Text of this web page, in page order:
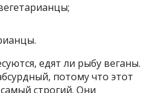
едят ли рыбу веганы.
потому что этот
строгий. Они